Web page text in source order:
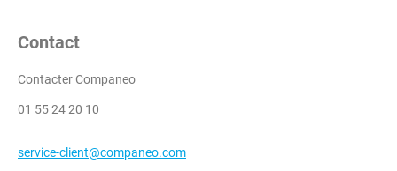
Contact
Contacter Companeo
01 55 24 20 10
service-client@companeo.com